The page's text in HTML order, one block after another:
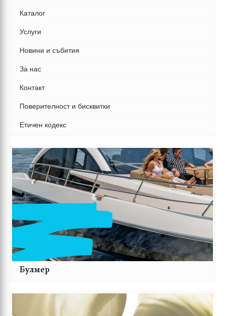
Каталог
Услуги
Новини и събития
За нас
Контакт
Поверителност и бисквитки
Етичен кодекс
Булмер